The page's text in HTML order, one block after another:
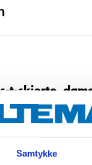
Samtykke
t-skjorte,
i varehus